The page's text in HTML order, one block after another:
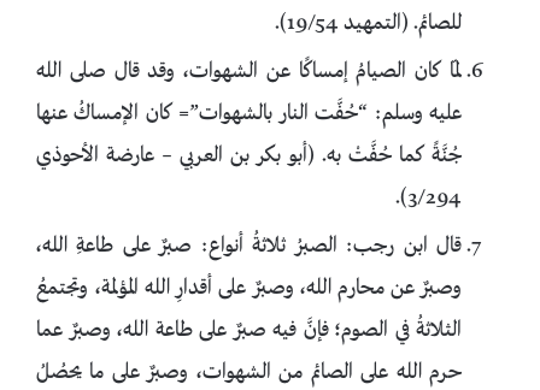
للصائم. (التمهيد 19/54).
لمّا كان الصيامُ إمساكًا عن الشهوات، وقد قال صلى الله
عليه وسلم: “حُفَّت النار بالشهوات”= كان الإمساكُ عنها
جُنَّةً كما حُفَّتْ به. (أبو بكر بن العربي – عارضة الأحوذي
3/294).
قال ابن رجب: الصبرُ ثلاثةُ أنواع: صبرٌ على طاعةِ الله،
وصبرٌ عن محارم الله، وصبرٌ على أقدارِ الله المؤلمة، وتجتمعُ
الثلاثةُ في الصوم؛ فإنَّ فيه صبرٌ على طاعة الله، وصبرٌ عما
حرم الله على الصائم من الشهوات، وصبرٌ على ما يحصُلُ